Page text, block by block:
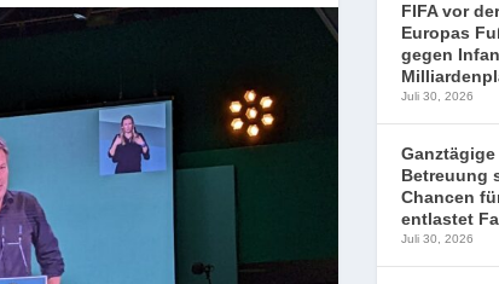
FIFA vor
Europas
gegen
Juli 30, 2026
Betreuung
Chancen
entlastet
Juli 30, 2026